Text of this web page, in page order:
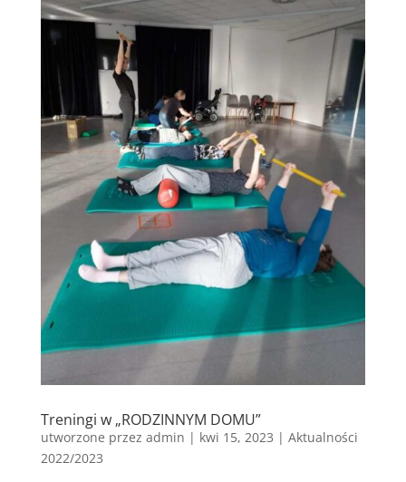
Treningi w „RODZINNYM DOMU”
utworzone przez admin | kwi 15, 2023 | Aktualności
2022/2023